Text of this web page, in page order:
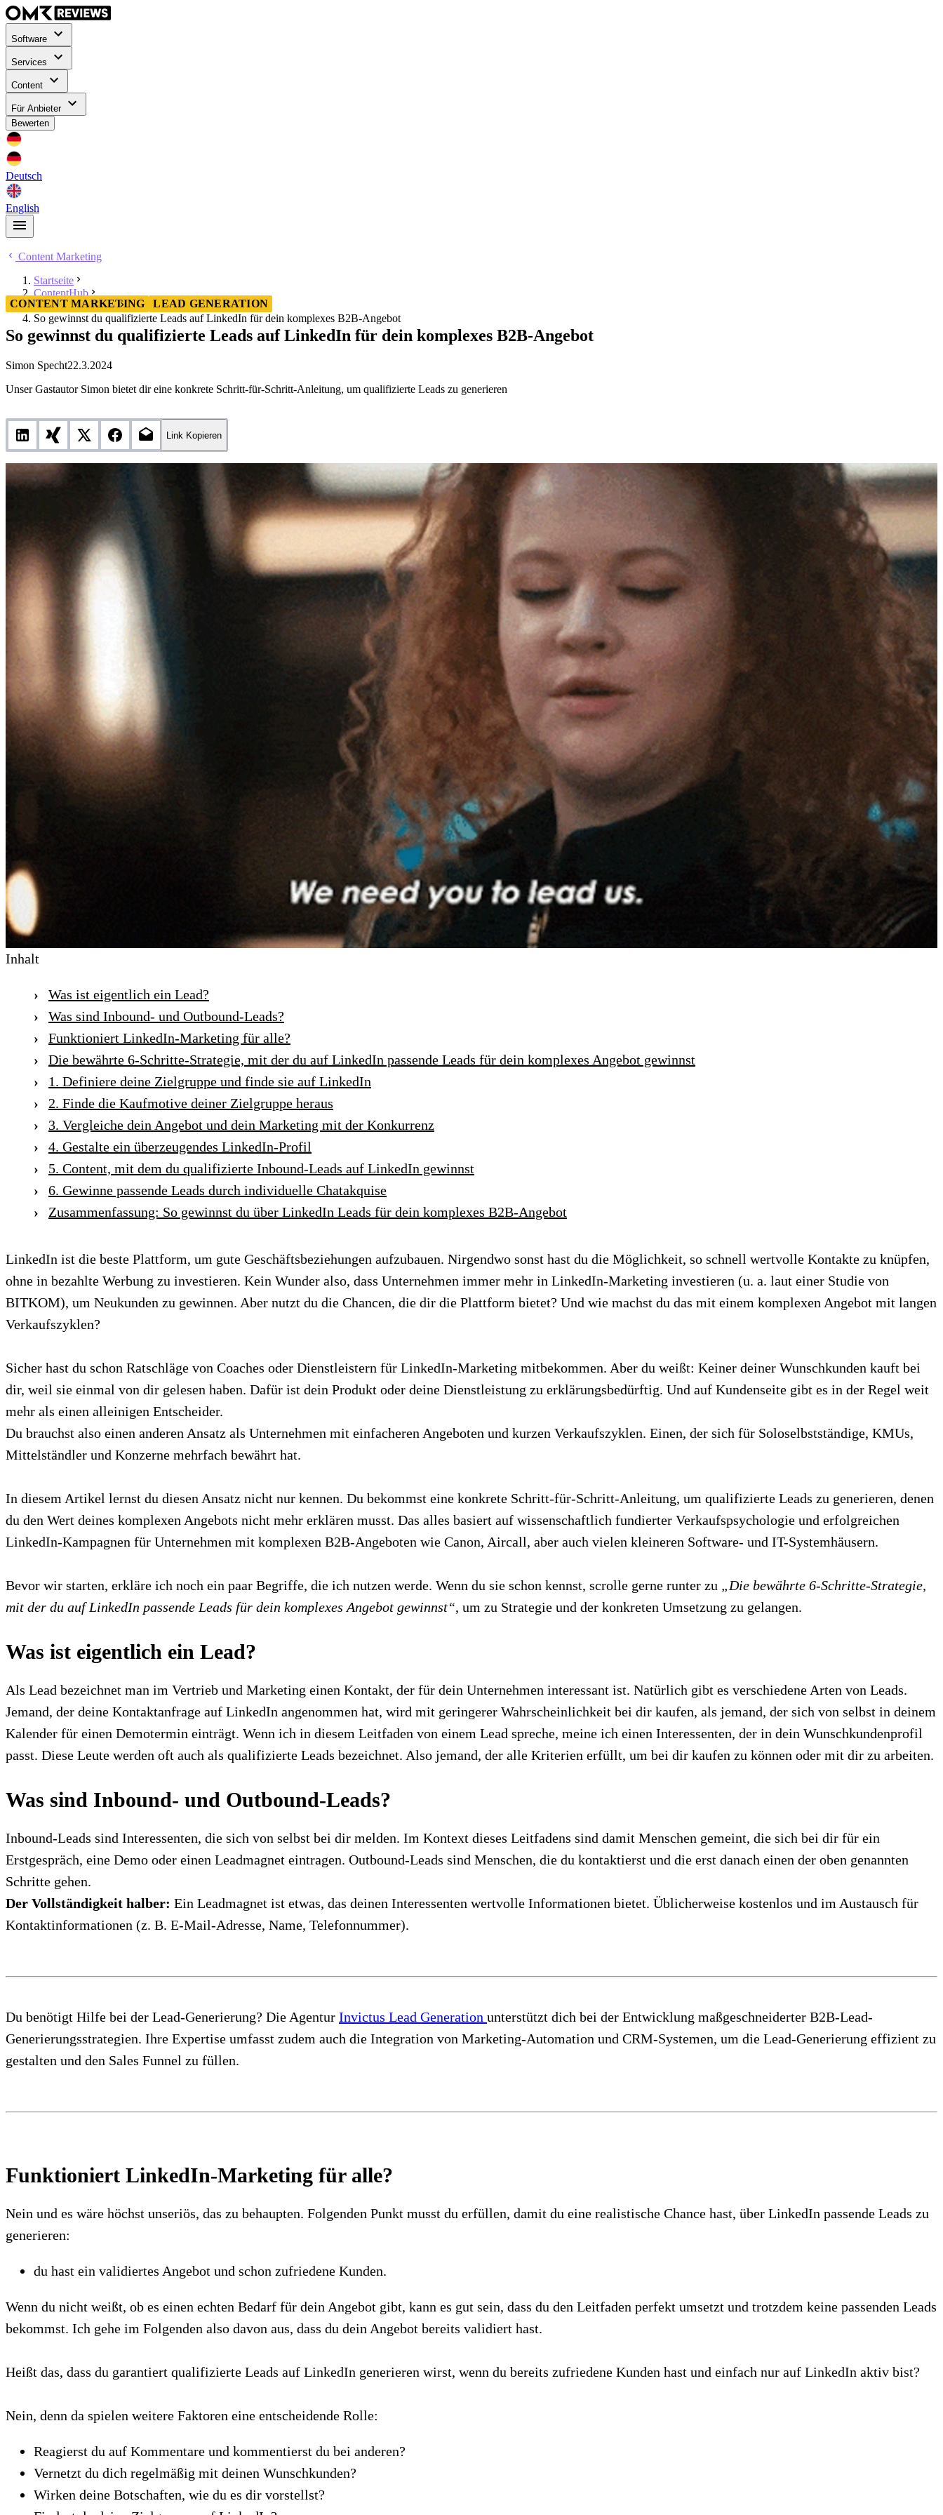
Software
Services
Content
Für Anbieter
Bewerten
Deutsch
English
Content Marketing
Startseite
ContentHub
Content Marketing
So gewinnst du qualifizierte Leads auf LinkedIn für dein komplexes B2B-Angebot
CONTENT MARKETING LEAD GENERATION
So gewinnst du qualifizierte Leads auf LinkedIn für dein komplexes B2B-Angebot
Simon Specht22.3.2024
Unser Gastautor Simon bietet dir eine konkrete Schritt-für-Schritt-Anleitung, um qualifizierte Leads zu generieren
Link Kopieren
Inhalt
Was ist eigentlich ein Lead?
Was sind Inbound- und Outbound-Leads?
Funktioniert LinkedIn-Marketing für alle?
Die bewährte 6-Schritte-Strategie, mit der du auf LinkedIn passende Leads für dein komplexes Angebot gewinnst
1. Definiere deine Zielgruppe und finde sie auf LinkedIn
2. Finde die Kaufmotive deiner Zielgruppe heraus
3. Vergleiche dein Angebot und dein Marketing mit der Konkurrenz
4. Gestalte ein überzeugendes LinkedIn-Profil
5. Content, mit dem du qualifizierte Inbound-Leads auf LinkedIn gewinnst
6. Gewinne passende Leads durch individuelle Chatakquise
Zusammenfassung: So gewinnst du über LinkedIn Leads für dein komplexes B2B-Angebot
LinkedIn ist die beste Plattform, um gute Geschäftsbeziehungen aufzubauen. Nirgendwo sonst hast du die Möglichkeit, so schnell wertvolle Kontakte zu knüpfen,
ohne in bezahlte Werbung zu investieren. Kein Wunder also, dass Unternehmen immer mehr in LinkedIn-Marketing investieren (u. a. laut einer Studie von
BITKOM), um Neukunden zu gewinnen. Aber nutzt du die Chancen, die dir die Plattform bietet? Und wie machst du das mit einem komplexen Angebot mit langen
Verkaufszyklen?
Sicher hast du schon Ratschläge von Coaches oder Dienstleistern für LinkedIn-Marketing mitbekommen. Aber du weißt: Keiner deiner Wunschkunden kauft bei
dir, weil sie einmal von dir gelesen haben. Dafür ist dein Produkt oder deine Dienstleistung zu erklärungsbedürftig. Und auf Kundenseite gibt es in der Regel weit
mehr als einen alleinigen Entscheider.
Du brauchst also einen anderen Ansatz als Unternehmen mit einfacheren Angeboten und kurzen Verkaufszyklen. Einen, der sich für Soloselbstständige, KMUs,
Mittelständler und Konzerne mehrfach bewährt hat.
In diesem Artikel lernst du diesen Ansatz nicht nur kennen. Du bekommst eine konkrete Schritt-für-Schritt-Anleitung, um qualifizierte Leads zu generieren, denen
du den Wert deines komplexen Angebots nicht mehr erklären musst. Das alles basiert auf wissenschaftlich fundierter Verkaufspsychologie und erfolgreichen
LinkedIn-Kampagnen für Unternehmen mit komplexen B2B-Angeboten wie Canon, Aircall, aber auch vielen kleineren Software- und IT-Systemhäusern.
Bevor wir starten, erkläre ich noch ein paar Begriffe, die ich nutzen werde. Wenn du sie schon kennst, scrolle gerne runter zu „Die bewährte 6-Schritte-Strategie,
mit der du auf LinkedIn passende Leads für dein komplexes Angebot gewinnst“, um zu Strategie und der konkreten Umsetzung zu gelangen.
Was ist eigentlich ein Lead?
Als Lead bezeichnet man im Vertrieb und Marketing einen Kontakt, der für dein Unternehmen interessant ist. Natürlich gibt es verschiedene Arten von Leads.
Jemand, der deine Kontaktanfrage auf LinkedIn angenommen hat, wird mit geringerer Wahrscheinlichkeit bei dir kaufen, als jemand, der sich von selbst in deinem
Kalender für einen Demotermin einträgt. Wenn ich in diesem Leitfaden von einem Lead spreche, meine ich einen Interessenten, der in dein Wunschkundenprofil
passt. Diese Leute werden oft auch als qualifizierte Leads bezeichnet. Also jemand, der alle Kriterien erfüllt, um bei dir kaufen zu können oder mit dir zu arbeiten.
Was sind Inbound- und Outbound-Leads?
Inbound-Leads sind Interessenten, die sich von selbst bei dir melden. Im Kontext dieses Leitfadens sind damit Menschen gemeint, die sich bei dir für ein
Erstgespräch, eine Demo oder einen Leadmagnet eintragen. Outbound-Leads sind Menschen, die du kontaktierst und die erst danach einen der oben genannten
Schritte gehen.
Der Vollständigkeit halber: Ein Leadmagnet ist etwas, das deinen Interessenten wertvolle Informationen bietet. Üblicherweise kostenlos und im Austausch für
Kontaktinformationen (z. B. E-Mail-Adresse, Name, Telefonnummer).
Du benötigt Hilfe bei der Lead-Generierung? Die Agentur Invictus Lead Generation unterstützt dich bei der Entwicklung maßgeschneiderter B2B-Lead-
Generierungsstrategien. Ihre Expertise umfasst zudem auch die Integration von Marketing-Automation und CRM-Systemen, um die Lead-Generierung effizient zu
gestalten und den Sales Funnel zu füllen.
Funktioniert LinkedIn-Marketing für alle?
Nein und es wäre höchst unseriös, das zu behaupten. Folgenden Punkt musst du erfüllen, damit du eine realistische Chance hast, über LinkedIn passende Leads zu
generieren:
du hast ein validiertes Angebot und schon zufriedene Kunden.
Wenn du nicht weißt, ob es einen echten Bedarf für dein Angebot gibt, kann es gut sein, dass du den Leitfaden perfekt umsetzt und trotzdem keine passenden Leads
bekommst. Ich gehe im Folgenden also davon aus, dass du dein Angebot bereits validiert hast.
Heißt das, dass du garantiert qualifizierte Leads auf LinkedIn generieren wirst, wenn du bereits zufriedene Kunden hast und einfach nur auf LinkedIn aktiv bist?
Nein, denn da spielen weitere Faktoren eine entscheidende Rolle:
Reagierst du auf Kommentare und kommentierst du bei anderen?
Vernetzt du dich regelmäßig mit deinen Wunschkunden?
Wirken deine Botschaften, wie du es dir vorstellst?